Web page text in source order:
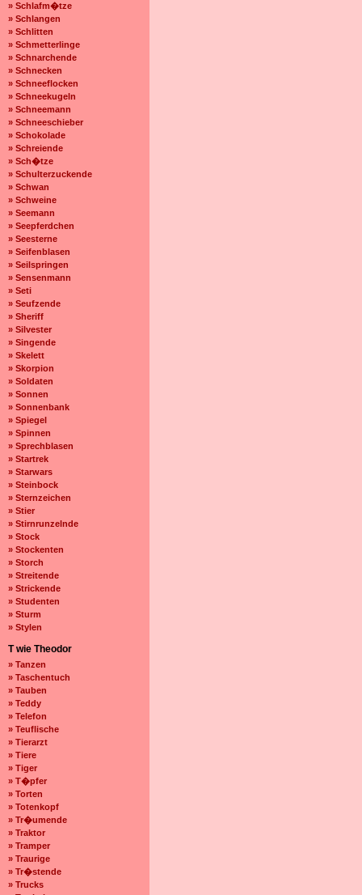
» Schlafm�tze
» Schlangen
» Schlitten
» Schmetterlinge
» Schnarchende
» Schnecken
» Schneeflocken
» Schneekugeln
» Schneemann
» Schneeschieber
» Schokolade
» Schreiende
» Sch�tze
» Schulterzuckende
» Schwan
» Schweine
» Seemann
» Seepferdchen
» Seesterne
» Seifenblasen
» Seilspringen
» Sensenmann
» Seti
» Seufzende
» Sheriff
» Silvester
» Singende
» Skelett
» Skorpion
» Soldaten
» Sonnen
» Sonnenbank
» Spiegel
» Spinnen
» Sprechblasen
» Startrek
» Starwars
» Steinbock
» Sternzeichen
» Stier
» Stirnrunzelnde
» Stock
» Stockenten
» Storch
» Streitende
» Strickende
» Studenten
» Sturm
» Stylen
T wie Theodor
» Tanzen
» Taschentuch
» Tauben
» Teddy
» Telefon
» Teuflische
» Tierarzt
» Tiere
» Tiger
» T�pfer
» Torten
» Totenkopf
» Tr�umende
» Traktor
» Tramper
» Traurige
» Tr�stende
» Trucks